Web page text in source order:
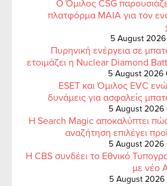
Ο Όμιλος CSG
πλατφόρμα MAIA για τον
5 August 2026
Πυρηνική ενέργεια σε
ετοιμάζει η Nuclear Diamond
5 August 2026
ESET και Όμιλος EVC
δυνάμεις για ασφαλείς
5 August 2026
Η Search Magic αποκαλύπτει
αναζήτηση επιλέγει
5 August 2026
Η CBS συνδέει το Εθνικό
με νέο
5 August 2026